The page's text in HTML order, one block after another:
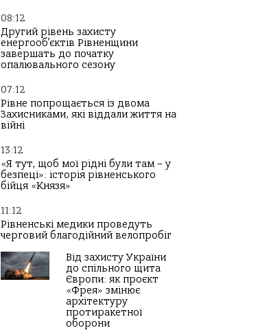
08:12
Другий рівень захисту
енергооб’єктів Рівненщини
завершать до початку
опалювального сезону
07:12
Рівне попрощається із двома
Захисниками, які віддали життя на
війні
13:12
«Я тут, щоб мої рідні були там – у
безпеці»: історія рівненського
бійця «Князя»
11:12
Рівненські медики проведуть
черговий благодійний велопробіг
Від захисту України
до спільного щита
Європи: як проєкт
«Фрея» змінює
архітектуру
протиракетної
оборони